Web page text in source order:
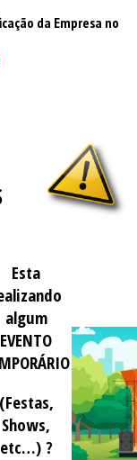
da Empresa no
Esta
algum
EVENTO
(Festas,
Shows,
etc…) ?